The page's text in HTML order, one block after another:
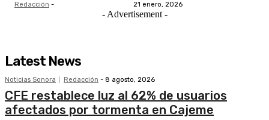
Redacción - 21 enero, 2026
- Advertisement -
Latest News
Noticias Sonora Redacción - 8 agosto, 2026
CFE restablece luz al 62% de usuarios
afectados por tormenta en Cajeme